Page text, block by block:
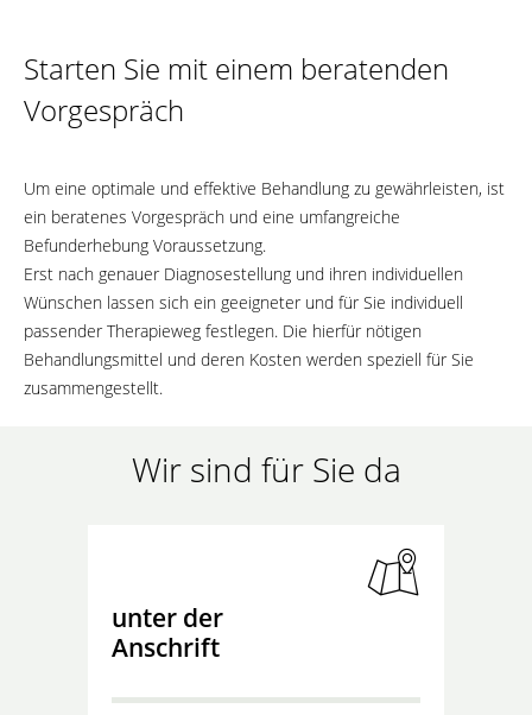
Starten Sie mit einem beratenden
Vorgespräch
Um eine optimale und effektive Behandlung zu gewährleisten, ist
ein beratenes Vorgespräch und eine umfangreiche
Befunderhebung Voraussetzung.
Erst nach genauer Diagnosestellung und ihren individuellen
Wünschen lassen sich ein geeigneter und für Sie individuell
passender Therapieweg festlegen. Die hierfür nötigen
Behandlungsmittel und deren Kosten werden speziell für Sie
zusammengestellt.
Wir sind für Sie da
unter der
Anschrift